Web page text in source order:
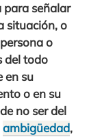
para señalar
situación, o
o
del todo
en su
o en su
no ser del
ambigüedad,